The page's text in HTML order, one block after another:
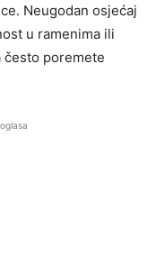
Neugodan osjećaj
u ramenima ili
često poremete